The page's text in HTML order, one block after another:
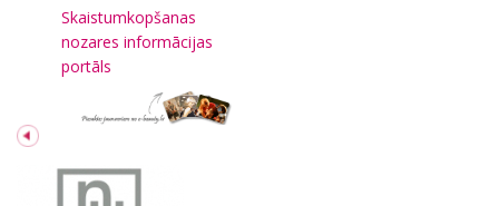
Skaistumkopšanas
nozares informācijas
portāls